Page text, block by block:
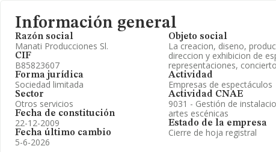
Información general
Razón social
Manati Producciones Sl.
CIF
B85823607
Forma jurídica
Sociedad limitada
Sector
Otros servicios
Fecha de constitución
22-12-2009
Fecha último cambio
5-6-2026
Objeto social
La creacion, diseno,
direccion y exhibicion de
representaciones,
Actividad
Empresas de espectáculos
Actividad CNAE
9031 - Gestión de
artes escénicas
Estado de la empresa
Cierre de hoja registral